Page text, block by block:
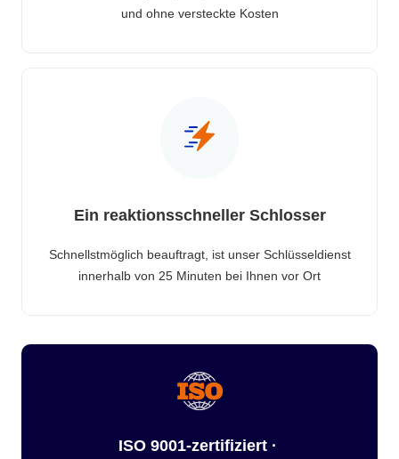
und ohne versteckte Kosten
Ein reaktionsschneller Schlosser
Schnellstmöglich beauftragt, ist unser Schlüsseldienst
innerhalb von 25 Minuten bei Ihnen vor Ort
ISO 9001-zertifiziert ·